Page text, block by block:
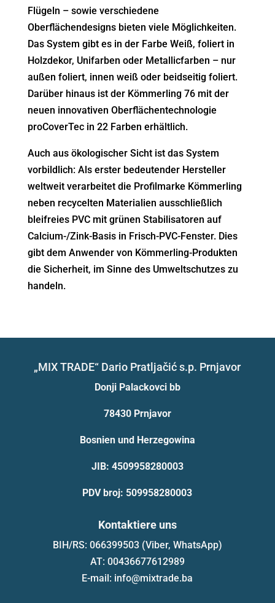
Flügeln – sowie verschiedene
Oberflächendesigns bieten viele Möglichkeiten.
Das System gibt es in der Farbe Weiß, foliert in
Holzdekor, Unifarben oder Metallicfarben – nur
außen foliert, innen weiß oder beidseitig foliert.
Darüber hinaus ist der Kömmerling 76 mit der
neuen innovativen Oberflächentechnologie
proCoverTec in 22 Farben erhältlich.
Auch aus ökologischer Sicht ist das System
vorbildlich: Als erster bedeutender Hersteller
weltweit verarbeitet die Profilmarke Kömmerling
neben recycelten Materialien ausschließlich
bleifreies PVC mit grünen Stabilisatoren auf
Calcium-/Zink-Basis in Frisch-PVC-Fenster. Dies
gibt dem Anwender von Kömmerling-Produkten
die Sicherheit, im Sinne des Umweltschutzes zu
handeln.
„MIX TRADE“ Dario Pratljačić s.p. Prnjavor
Donji Palackovci bb
78430 Prnjavor
Bosnien und Herzegowina
JIB: 4509958280003
PDV broj: 509958280003
Kontaktiere uns
BIH/RS: 066399503 (Viber, WhatsApp)
AT: 00436677612989
E-mail: info@mixtrade.ba